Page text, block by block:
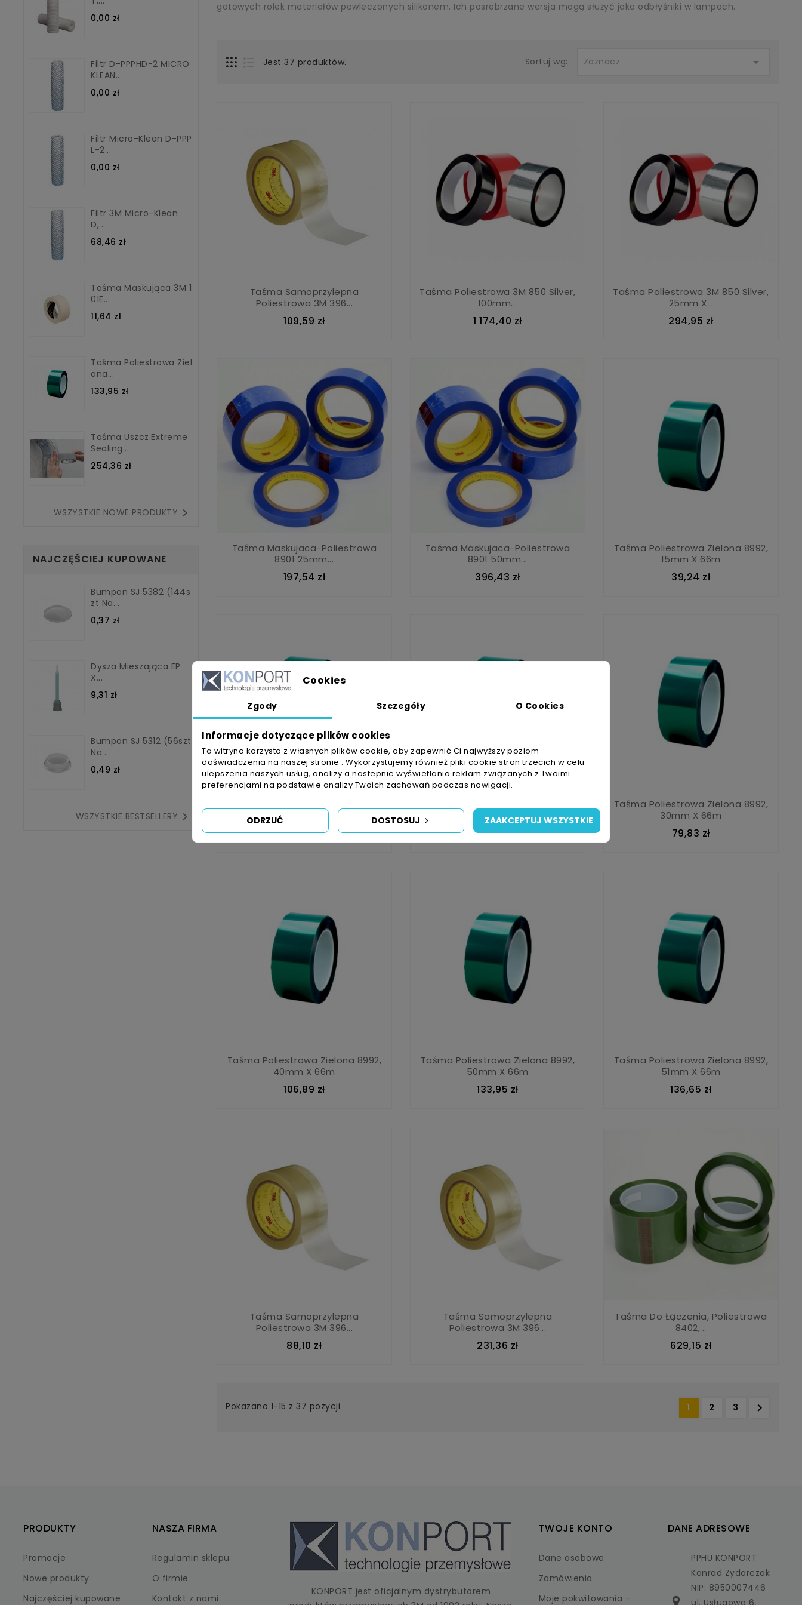
0,00 zł
Filtr D-PPPHD-2 MICRO
KLEAN...
0,00 zł
Filtr Micro-Klean D-PPP
L-2...
0,00 zł
Filtr 3M Micro-Klean
D,...
68,46 zł
Taśma Maskująca 3M 1
01E...
11,64 zł
Taśma Poliestrowa Ziel
Ona...
133,95 zł
Taśma Uszcz.Extreme
Sealing...
254,36 zł
WSZYSTKIE NOWE PRODUKTY 
NAJCZĘŚCIEJ KUPOWANE
Bumpon SJ 5382 (144s
Zt Na...
0,37 zł
Dysza Mieszająca EP
X...
9,31 zł
Bumpon SJ 5312 (56szt
Na...
0,49 zł
WSZYSTKIE BESTSELLERY 
gotowych rolek materiałów powleczonych silikonem. Ich posrebrzane wersja mogą służyć jako odbłyśniki w lampach.
Jest 37 produktów. Sortuj wg: Zaznacz 
Taśma Samoprzylepna
Poliestrowa 3M 396...
109,59 zł
Taśma Poliestrowa 3M 850 Silver,
100mm...
1 174,40 zł
Taśma Poliestrowa 3M 850 Silver,
25mm X...
294,95 zł
Taśma Maskujaca-Poliestrowa
8901 25mm...
197,54 zł
Taśma Maskujaca-Poliestrowa
8901 50mm...
396,43 zł
Taśma Poliestrowa Zielona 8992,
15mm X 66m
39,24 zł
150mm X...
401,84 zł
25mm X 66m
66,30 zł
Taśma Poliestrowa Zielona 8992,
30mm X 66m
79,83 zł
Taśma Poliestrowa Zielona 8992,
40mm X 66m
106,89 zł
Taśma Poliestrowa Zielona 8992,
50mm X 66m
133,95 zł
Taśma Poliestrowa Zielona 8992,
51mm X 66m
136,65 zł
Taśma Samoprzylepna
Poliestrowa 3M 396...
88,10 zł
Taśma Samoprzylepna
Poliestrowa 3M 396...
231,36 zł
Taśma Do Łączenia, Poliestrowa
8402,...
629,15 zł
Pokazano 1-15 z 37 pozycji 1 2 3 
PRODUKTY
Promocje
Nowe produkty
Najczęściej kupowane
NASZA FIRMA
Regulamin sklepu
O firmie
Kontakt z nami
KONPORT jest oficjalnym dystrybutorem
TWOJE KONTO
Dane osobowe
Zamówienia
Moje pokwitowania -
DANE ADRESOWE
PPHU KONPORT
Konrad Zydorczak
NIP: 8950007446
ul. Usługowa 6,
Cookies
Zgody Szczegóły O Cookies
Informacje dotyczące plików cookies
Ta witryna korzysta z własnych plików cookie, aby zapewnić Ci najwyższy poziom
doświadczenia na naszej stronie . Wykorzystujemy również pliki cookie stron trzecich w celu
ulepszenia naszych usług, analizy a nastepnie wyświetlania reklam związanych z Twoimi
preferencjami na podstawie analizy Twoich zachowań podczas nawigacji.
ODRZUĆ DOSTOSUJ ZAAKCEPTUJ WSZYSTKIE